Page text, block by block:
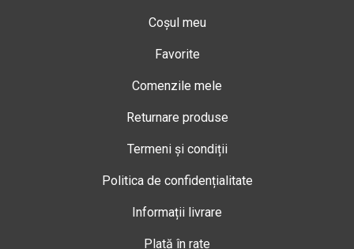
Coșul meu
Favorite
Comenzile mele
Returnare produse
Termeni și condiții
Politica de confidențialitate
Informații livrare
Plată în rate